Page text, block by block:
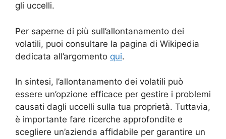
gli uccelli.
Per saperne di più sull’allontanamento dei
volatili, puoi consultare la pagina di Wikipedia
dedicata all’argomento qui.
In sintesi, l’allontanamento dei volatili può
essere un’opzione efficace per gestire i problemi
causati dagli uccelli sulla tua proprietà. Tuttavia,
è importante fare ricerche approfondite e
scegliere un’azienda affidabile per garantire un